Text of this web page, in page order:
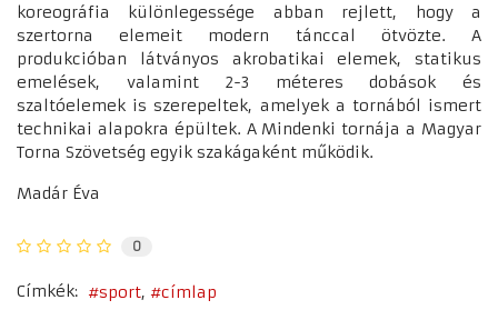
koreográfia különlegessége abban rejlett, hogy a
szertorna elemeit modern tánccal ötvözte. A
produkcióban látványos akrobatikai elemek, statikus
emelések, valamint 2-3 méteres dobások és
szaltóelemek is szerepeltek, amelyek a tornából ismert
technikai alapokra épültek. A Mindenki tornája a Magyar
Torna Szövetség egyik szakágaként működik.
Madár Éva
0
Címkék: sport címlap